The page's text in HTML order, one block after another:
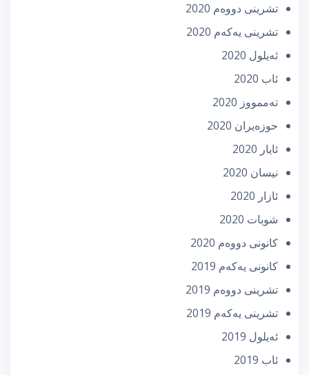
تشرینی دووه‌م 2020
تشرینی یه‌كه‌م 2020
ئه‌یلول 2020
ئاب 2020
تەممووز 2020
حوزه‌یران 2020
ئایار 2020
نیسان 2020
ئازار 2020
شوبات 2020
كانونی دووه‌م 2020
كانونی یه‌كه‌م 2019
تشرینی دووه‌م 2019
تشرینی یه‌كه‌م 2019
ئه‌یلول 2019
ئاب 2019